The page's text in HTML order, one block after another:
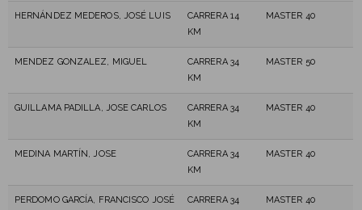
HERNÁNDEZ MEDEROS, JOSÉ LUIS
CARRERA 14
KM
MASTER 40
MENDEZ GONZALEZ, MIGUEL
CARRERA 34
KM
MASTER 50
GUILLAMA PADILLA, JOSE CARLOS
CARRERA 34
KM
MASTER 40
MEDINA MARTÍN, JOSE
CARRERA 34
KM
MASTER 40
PERDOMO GARCÍA, FRANCISCO JOSÉ
CARRERA 34
MASTER 40